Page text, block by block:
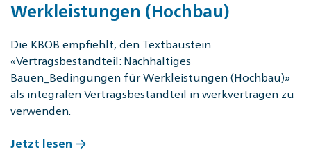
Werkleistungen (Hochbau)
Die KBOB empfiehlt, den Textbaustein
«Vertragsbestandteil: Nachhaltiges
Bauen_Bedingungen für Werkleistungen (Hochbau)»
als integralen Vertragsbestandteil in werkverträgen zu
verwenden.
Jetzt lesen